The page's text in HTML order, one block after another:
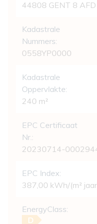
44808 GENT 8 AFD
Kadastrale
Nummers:
0558YP0000
Kadastrale
Oppervlakte:
240 m²
EPC Certificaat
Nr.:
20230714-
EPC Index:
387,00 kWh/(m²
EnergyClass:
D